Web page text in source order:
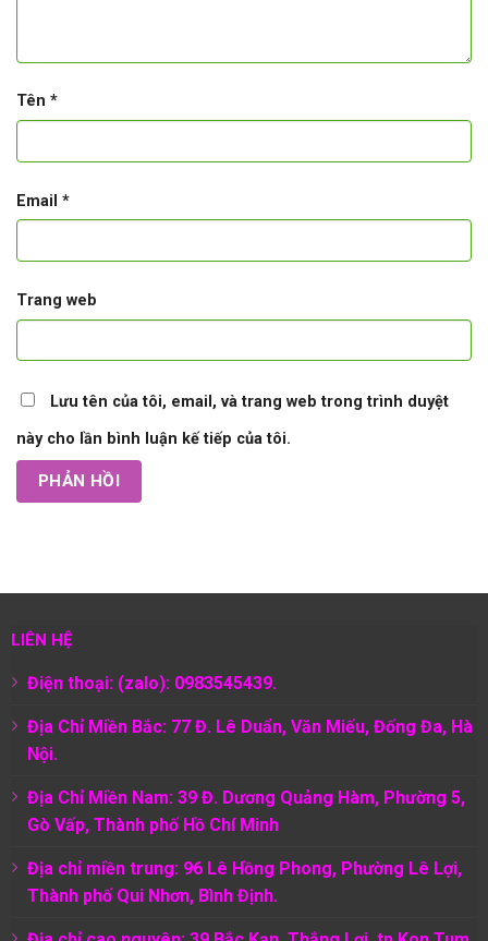
Tên *
Email *
Trang web
Lưu tên của tôi, email, và trang web trong trình duyệt
này cho lần bình luận kế tiếp của tôi.
LIÊN HỆ
Điện thoại: (zalo): 0983545439.
Địa Chỉ Miền Bắc: 77 Đ. Lê Duẩn, Văn Miếu, Đống Đa, Hà
Nội.
Địa Chỉ Miền Nam: 39 Đ. Dương Quảng Hàm, Phường 5,
Gò Vấp, Thành phố Hồ Chí Minh
Địa chỉ miền trung: 96 Lê Hồng Phong, Phường Lê Lợi,
Thành phố Qui Nhơn, Bình Định.